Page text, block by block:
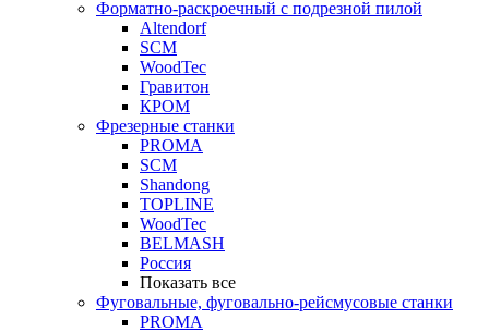
Форматно-раскроечный с подрезной пилой
Altendorf
SCM
WoodTec
Гравитон
КРОМ
Фрезерные станки
PROMA
SCM
Shandong
TOPLINE
WoodTec
BELMASH
Россия
Показать все
Фуговальные, фуговально-рейсмусовые станки
PROMA